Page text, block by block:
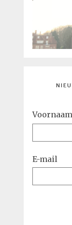
Voornaam
E-mail